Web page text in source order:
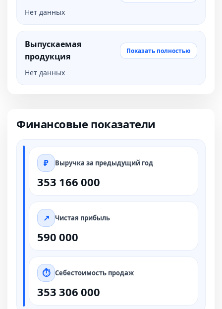
Нет данных
Выпускаемая
продукция
Показать полностью
Нет данных
Финансовые показатели
Выручка за предыдущий год
353 166 000
Чистая прибыль
590 000
Себестоимость продаж
353 306 000